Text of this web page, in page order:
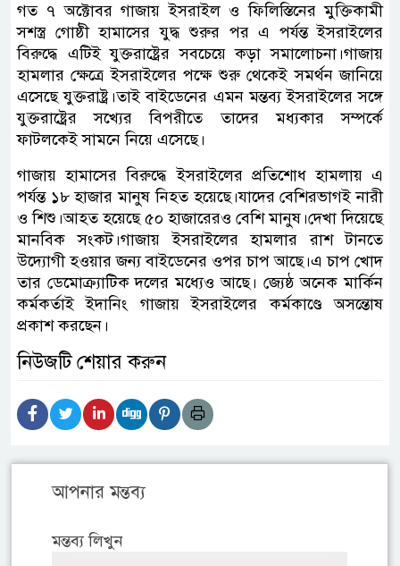
গত ৭ অক্টোবর গাজায় ইসরাইল ও ফিলিস্তিনের মুক্তিকামী
সশস্ত্র গোষ্ঠী হামাসের যুদ্ধ শুরুর পর এ পর্যন্ত ইসরাইলের
বিরুদ্ধে এটিই যুক্তরাষ্ট্রের সবচেয়ে কড়া সমালোচনা।গাজায়
হামলার ক্ষেত্রে ইসরাইলের পক্ষে শুরু থেকেই সমর্থন জানিয়ে
এসেছে যুক্তরাষ্ট্র।তাই বাইডেনের এমন মন্তব্য ইসরাইলের সঙ্গে
যুক্তরাষ্ট্রের সখ্যের বিপরীতে তাদের মধ্যকার সম্পর্কে
ফাটলকেই সামনে নিয়ে এসেছে।
গাজায় হামাসের বিরুদ্ধে ইসরাইলের প্রতিশোধ হামলায় এ
পর্যন্ত ১৮ হাজার মানুষ নিহত হয়েছে।যাদের বেশিরভাগই নারী
ও শিশু।আহত হয়েছে ৫০ হাজারেরও বেশি মানুষ।দেখা দিয়েছে
মানবিক সংকট।গাজায় ইসরাইলের হামলার রাশ টানতে
উদ্যোগী হওয়ার জন্য বাইডেনের ওপর চাপ আছে।এ চাপ খোদ
তার ডেমোক্র্যাটিক দলের মধ্যেও আছে। জ্যেষ্ঠ অনেক মার্কিন
কর্মকর্তাই ইদানিং গাজায় ইসরাইলের কর্মকাণ্ডে অসন্তোষ
প্রকাশ করছেন।
নিউজটি শেয়ার করুন
আপনার মন্তব্য
মন্তব্য লিখুন